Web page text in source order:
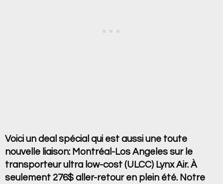
Voici un deal spécial qui est aussi une toute
nouvelle liaison: Montréal-Los Angeles sur le
transporteur ultra low-cost (ULCC) Lynx Air. À
seulement 276$ aller-retour en plein été. Notre